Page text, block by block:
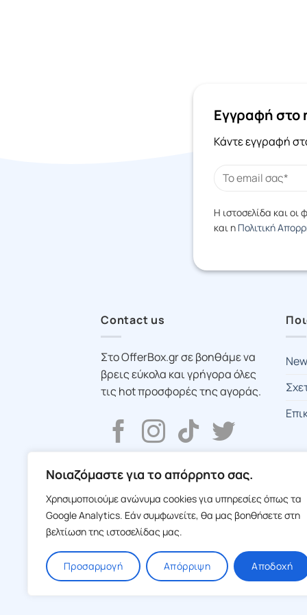
Νοιαζόμαστε για το απόρρητο σας.
Χρησιμοποιούμε ανώνυμα cookies για υπηρεσίες όπως τα
Google Analytics. Εάν συμφωνείτε, θα μας βοηθήσετε στη
βελτίωση της ιστοσελίδας μας.
Προσαρμογή Απόρριψη Αποδοχή
Εγγραφή
Κάντε εγγραφή
Η ιστοσελίδα και οι
και η Πολιτική
Contact us
Στο OfferBox.gr σε βοηθάμε να
βρεις εύκολα και γρήγορα όλες
τις hot προσφορές της αγοράς.